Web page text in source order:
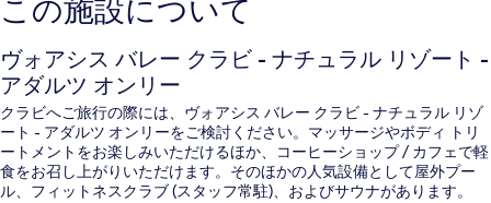
この施設について
ヴォアシス バレー クラビ - ナチュラル リゾート -
アダルツ オンリー
クラビへご旅行の際には、ヴォアシス バレー クラビ - ナチュラル リゾ
ート - アダルツ オンリーをご検討ください。マッサージやボディ トリ
ートメントをお楽しみいただけるほか、コーヒーショップ / カフェで軽
食をお召し上がりいただけます。そのほかの人気設備として屋外プー
ル、フィットネスクラブ (スタッフ常駐)、およびサウナがあります。